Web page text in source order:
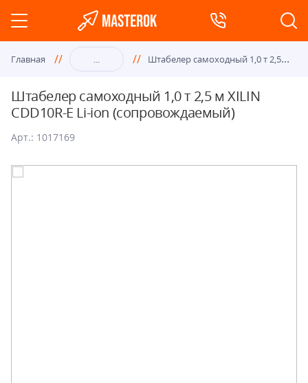
Главная ... Шта
белер самоходный 1,0 т 2,5 м XILIN CDD10R-E Li-ion (сопровождаемый)
Штабелер самоходный 1,0 т 2,5 м XILIN
CDD10R-E Li-ion (сопровождаемый)
Арт.: 1017169